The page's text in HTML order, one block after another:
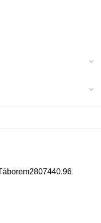
2807440.96